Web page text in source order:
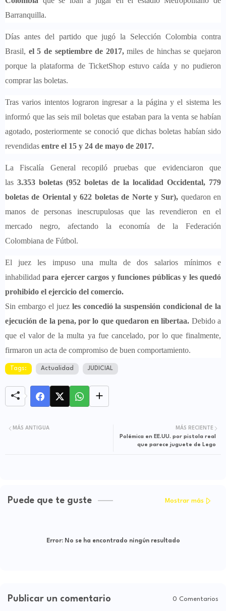
Barranquilla.
Días antes del partido que jugó la Selección Colombia contra
Brasil, el 5 de septiembre de 2017,miles de hinchas se quejaron
porque la plataforma de TicketShop estuvo caída y no pudieron
comprar las boletas.
Tras varios intentos lograron ingresar a la página y el sistema les
informó que las seis mil boletas que estaban para la venta se habían
agotado, posteriormente se conoció que dichas boletas habían sido
revendidas entre el 15 y 24 de mayo de 2017.
La Fiscalía General recopiló pruebas que evidenciaron que
las 3.353 boletas (952 boletas de la localidad Occidental, 779
boletas de Oriental y 622 boletas de Norte y Sur), quedaron en
manos de personas inescrupulosas que las revendieron en el
mercado negro, afectando la economía de la Federación
Colombiana de Fútbol.
El juez les impuso una multa de dos salarios mínimos e
inhabilidadpara ejercer cargos y funciones públicas y les quedó
prohibido el ejercicio del comercio.
Sin embargo el juez les concedió la suspensión condicional de la
ejecución de la pena, por lo que quedaron en libertaa. Debido a
que el valor de la multa ya fue cancelado, por lo que finalmente,
firmaron un acta de compromiso de buen comportamiento.
Tags: Actualidad JUDICIAL
MÁS RECIENTE
Polémica en EE.UU. por pistola real
que parece juguete de Lego
MÁS ANTIGUA
Puede que te guste Mostrar más
Error:No se ha encontrado ningún resultado
Publicar un comentario 0 Comentarios